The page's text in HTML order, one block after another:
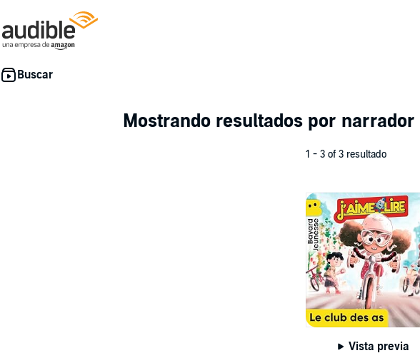
Mostrando resultados por narrador
1 - 3 of 3 resultado
Vista previa